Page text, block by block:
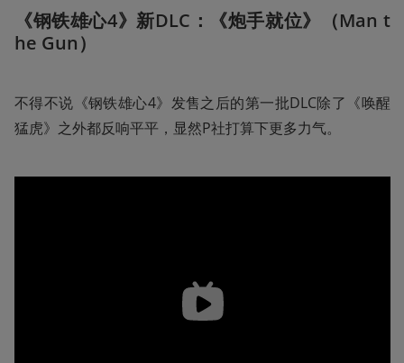
《钢铁雄心4》新DLC：《炮手就位》（Man t
he Gun）
不得不说《钢铁雄心4》发售之后的第一批DLC除了《唤醒
猛虎》之外都反响平平，显然P社打算下更多力气。